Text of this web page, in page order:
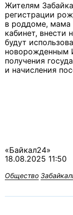
Жителям
регистрации
в роддоме, мама
кабинет, внести
будут
получения
и начисления
«Байкал24»
18.08.2025 11:50
Общество